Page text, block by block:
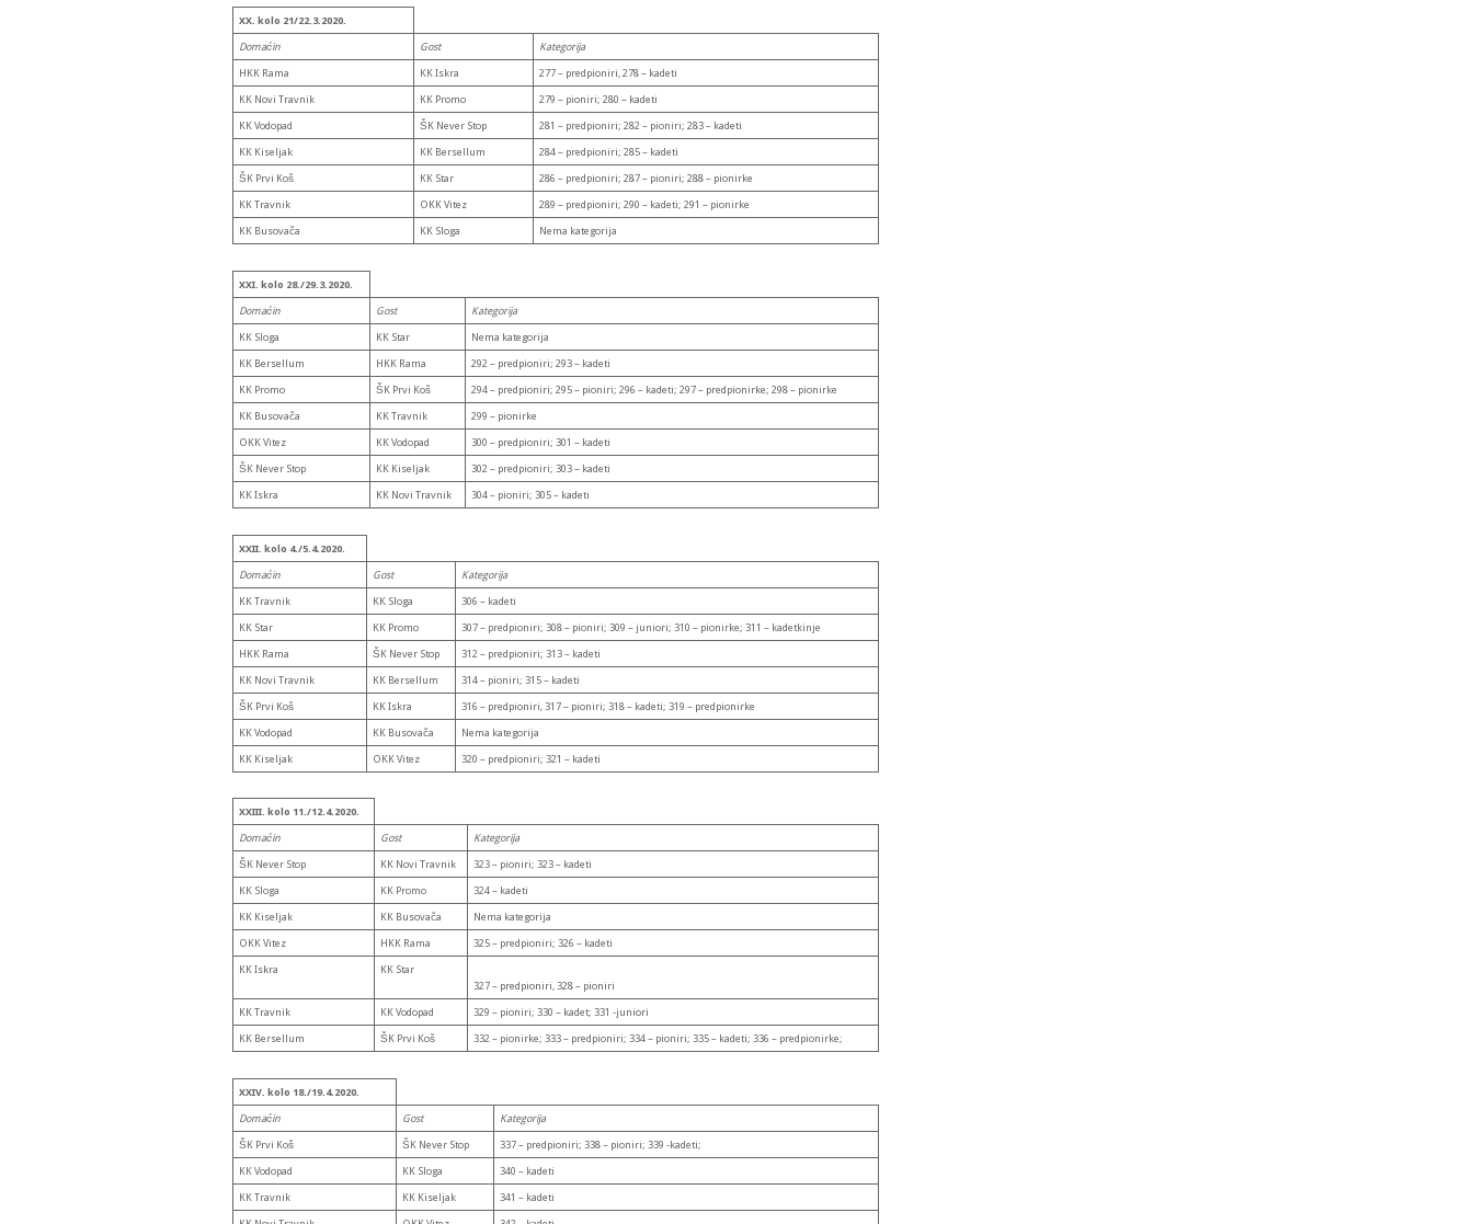
XX. kolo 21/22.3.2020.
Domaćin Gost Kategorija
HKK Rama KK Iskra 277 – predpioniri, 278 – kadeti
KK Novi Travnik KK Promo 279 – pioniri; 280 – kadeti
KK Vodopad ŠK Never Stop 281 – predpioniri; 282 – pioniri; 283 – kadeti
KK Kiseljak KK Bersellum 284 – predpioniri; 285 – kadeti
ŠK Prvi Koš KK Star 286 – predpioniri; 287 – pioniri; 288 – pionirke
KK Travnik OKK Vitez 289 – predpioniri; 290 – kadeti; 291 – pionirke
KK Busovača KK Sloga Nema kategorija
XXI. kolo 28./29.3.2020.
Domaćin Gost Kategorija
KK Sloga KK Star Nema kategorija
KK Bersellum HKK Rama 292 – predpioniri; 293 – kadeti
KK Promo ŠK Prvi Koš 294 – predpioniri; 295 – pioniri; 296 – kadeti; 297 – predpionirke; 298 – pionirke
KK Busovača KK Travnik 299 – pionirke
OKK Vitez KK Vodopad 300 – predpioniri; 301 – kadeti
ŠK Never Stop KK Kiseljak 302 – predpioniri; 303 – kadeti
KK Iskra KK Novi Travnik 304 – pioniri; 305 – kadeti
XXII. kolo 4./5.4.2020.
Domaćin Gost Kategorija
KK Travnik KK Sloga 306 – kadeti
KK Star KK Promo 307 – predpioniri; 308 – pioniri; 309 – juniori; 310 – pionirke; 311 – kadetkinje
HKK Rama ŠK Never Stop 312 – predpioniri; 313 – kadeti
KK Novi Travnik KK Bersellum 314 – pioniri; 315 – kadeti
ŠK Prvi Koš KK Iskra 316 – predpioniri, 317 – pioniri; 318 – kadeti; 319 – predpionirke
KK Vodopad KK Busovača Nema kategorija
KK Kiseljak OKK Vitez 320 – predpioniri; 321 – kadeti
XXIII. kolo 11./12.4.2020.
Domaćin Gost Kategorija
ŠK Never Stop KK Novi Travnik 323 – pioniri; 323 – kadeti
KK Sloga KK Promo 324 – kadeti
KK Kiseljak KK Busovača Nema kategorija
OKK Vitez HKK Rama 325 – predpioniri; 326 – kadeti
KK Iskra
KK Star
327 – predpioniri, 328 – pioniri
KK Travnik KK Vodopad 329 – pioniri; 330 – kadet; 331 -juniori
KK Bersellum ŠK Prvi Koš 332 – pionirke; 333 – predpioniri; 334 – pioniri; 335 – kadeti; 336 – predpionirke;
XXIV. kolo 18./19.4.2020.
Domaćin Gost Kategorija
ŠK Prvi Koš ŠK Never Stop 337 – predpioniri; 338 – pioniri; 339 -kadeti;
KK Vodopad KK Sloga 340 – kadeti
KK Travnik KK Kiseljak 341 – kadeti